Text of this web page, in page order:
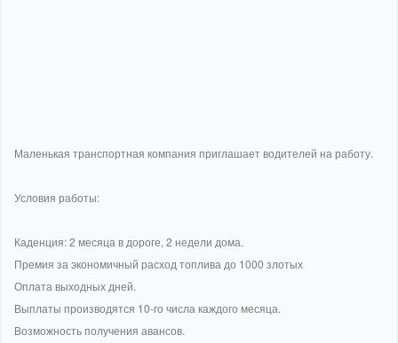
Маленькая транспортная компания приглашает водителей на работу.
Условия работы:
Каденция: 2 месяца в дороге, 2 недели дома.
Премия за экономичный расход топлива до 1000 злотых
Оплата выходных дней.
Выплаты производятся 10-го числа каждого месяца.
Возможность получения авансов.